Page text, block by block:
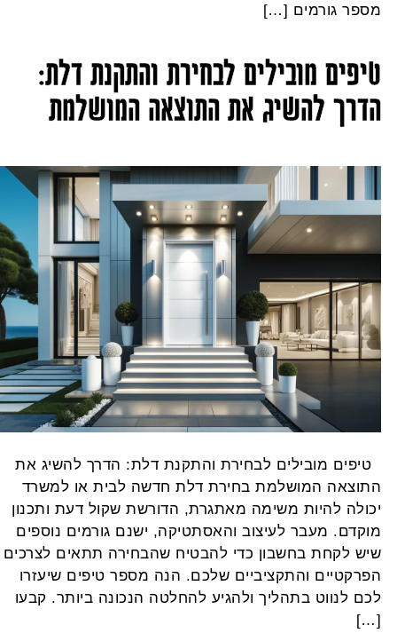
גורמים […]
מובילים לבחירת והתקנת דלת:
להשיג את התוצאה המושלמת
מובילים לבחירת והתקנת דלת: הדרך להשיג את
המושלמת בחירת דלת חדשה לבית או למשרד
להיות משימה מאתגרת, הדורשת שקול דעת ותכנון
מעבר לעיצוב והאסתטיקה, ישנם גורמים נוספים
לקחת בחשבון כדי להבטיח שהבחירה תתאים לצרכים
והתקציביים שלכם. הנה מספר טיפים שיעזרו
לנווט בתהליך ולהגיע להחלטה הנכונה ביותר. קבעו